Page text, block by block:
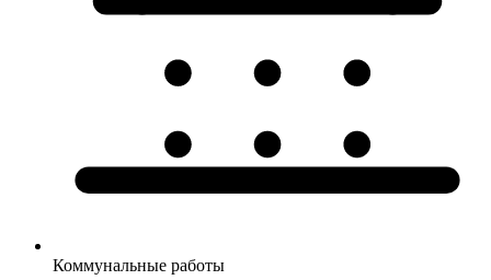
Коммунальные работы